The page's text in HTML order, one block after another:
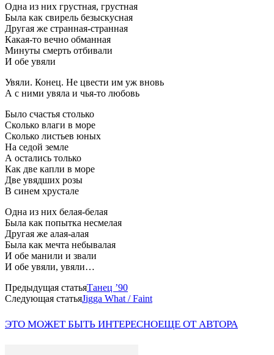
Одна из них грустная, грустная
Была как свирель безыскусная
Другая же странная-странная
Какая-то вечно обманная
Минуты смерть отбивали
И обе увяли
Увяли. Конец. Не цвести им уж вновь
А с ними увяла и чья-то любовь
Было счастья столько
Сколько влаги в море
Сколько листьев юных
На седой земле
А остались только
Как две капли в море
Две увядших розы
В синем хрустале
Одна из них белая-белая
Была как попытка несмелая
Другая же алая-алая
Была как мечта небывалая
И обе манили и звали
И обе увяли, увяли…
Предыдущая статьяТанец ’90
Следующая статьяJigga What / Faint
ЭТО МОЖЕТ БЫТЬ ИНТЕРЕСНОЕЩЕ ОТ АВТОРА